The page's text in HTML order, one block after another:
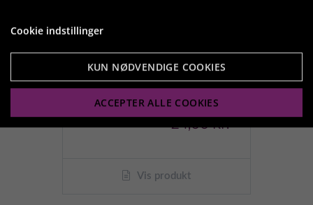
Belcando Dåsemad
Kylling & and med hirse &
gulerod
24,00 kr.
Vis produkt
Cookie indstillinger
KUN NØDVENDIGE COOKIES
ACCEPTER ALLE COOKIES